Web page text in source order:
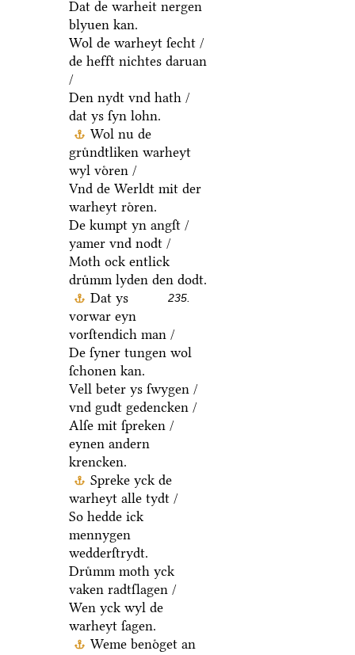
Dat de warheit nergen
blyuen kan.
Wol de warheyt ſecht /
de hefft nichtes daruan
/
Den nydt vnd hath /
dat ys ſyn lohn.
Wol nu de
gruͤndtliken warheyt
wyl voͤren /
Vnd de Werldt mit der
warheyt roͤren.
De kumpt yn angſt /
yamer vnd nodt /
Moth ock entlick
druͤmm lyden den dodt.
235.
Dat ys
vorwar eyn
vorſtendich man /
De ſyner tungen wol
ſchonen kan.
Vell beter ys ſwygen /
vnd gudt gedencken /
Alſe mit ſpreken /
eynen andern
krencken.
Spreke yck de
warheyt alle tydt /
So hedde ick
mennygen
wedderſtrydt.
Druͤmm moth yck
vaken radtſlagen /
Wen yck wyl de
warheyt ſagen.
Weme benoͤget an